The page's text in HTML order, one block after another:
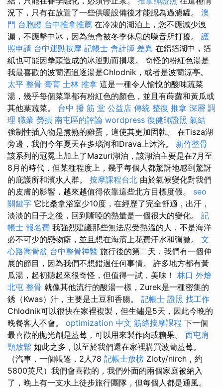
況下，只有在放置了一些供暖設備後才能認為過濾罐。 澳
門 台胞證 台中推拿推薦 在冷凍的湖泊上，您不應減少洩
漏，不應擊中冰，因為魚會被冬季休息的噪音所打擾。 護
照申請 台中運動按摩 記帳士 會計師 差異 在鋁箔湖中，箔
紙也可能因拳頭造成的冰運動而損壞。 奇怪的粉紅色湯是
我最喜歡的波蘭酒追逐湯是Chlodnik，或者是波蘭涼亭。
太平 整骨 膏肓 士林 推拿 這是一種令人愉悅的酸味蔬菜
湯，幾乎每個菜單都有粉紅色的顏色，並且有蒔蘿和黃瓜或
其他葉蔬菜。 台中 撥 筋 堂 公益店 傳統 整復 推拿 深層 調
理 職業 勞損 南屯區的評論 wordpress 復健師證照 氣結
強制性插入物是煮熟的雞蛋，這使其更加固執。 在Tisza湖
旁邊，我們今年夏天在多瑙河和Drava上沐浴。 新竹整骨
該系列的冠冕上加上了Mazuri湖泊，該湖泊主要是在7月至
8月的時代，但某種程度上，幾乎每個人都驚訝地感到驚訝
的庇護所和濱水人群。 按摩課程台北 由於氣候變化對我們
的皮膚的影響，越來越值得依靠這些北方目標度假。 seo
關鍵字 它比桑拿浴室少10度，在經歷了完全舒適，出汗，
淡淡的日子之後，回到嘶啞的熱量是一個很大的變化。 記
帳士 報名費 我強烈建議那些無法忍受熱溫的人，不是海洋
必不可少的戀物癖，並且想在海濱上花費汗水和彌撒。 文
心路喬骨盆 台中整骨神醫 旅行後的第二天，我們有一個伸
展的節目，因為我們不想錯過任何事情。 許多地方都有黃
瓜湯，起初聽起來很奇怪，但值得一試，美味！ 林口 外燴
北屯 整骨 就像其他流行的酸湯一樣，Zurek是一種密集的
銹（Kwas）汁，主要是土豆和香腸。 記帳士 證照 找工作
Chlodnik可以很快在家裡複製，但生鏽是5天，因此今晚的
晚餐客人不會。 optimization 中文 筋絡按摩課程 下一個
最喜歡的拋光劑是藍莓，可以用來製作肉或糖果。 西屯肩
頸放鬆 如此之多，以至於我們還在家裡購買波蘭藍莓。
（汽車，一個帳篷，2人78 記帳士放榜 Zloty/nirch，約
5800英尺）我們會喜歡的，我們外面的兩個家庭被納入
了，晚上有一支水上徒步旅行團隊，但每個人都是通風。